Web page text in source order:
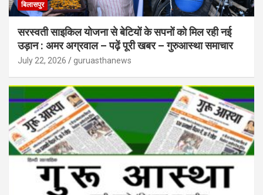
बिलासपुर
सरस्वती साइकिल योजना से बेटियों के सपनों को मिल रही नई
उड़ान : अमर अग्रवाल – पढ़ें पूरी खबर – गुरुआस्था समाचार
July 22, 2026 guruasthanews